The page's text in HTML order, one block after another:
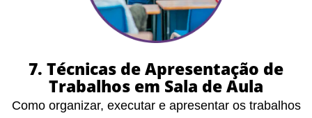
7. Técnicas de Apresentação de
Trabalhos em Sala de Aula
Como organizar, executar e apresentar os trabalhos